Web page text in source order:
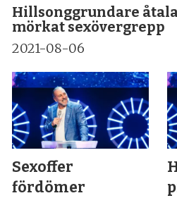
Hillsonggrundare
mörkat sexövergrepp
2021-08-06
Sexoffer
fördömer